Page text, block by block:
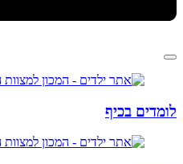
לומדים בכיף​